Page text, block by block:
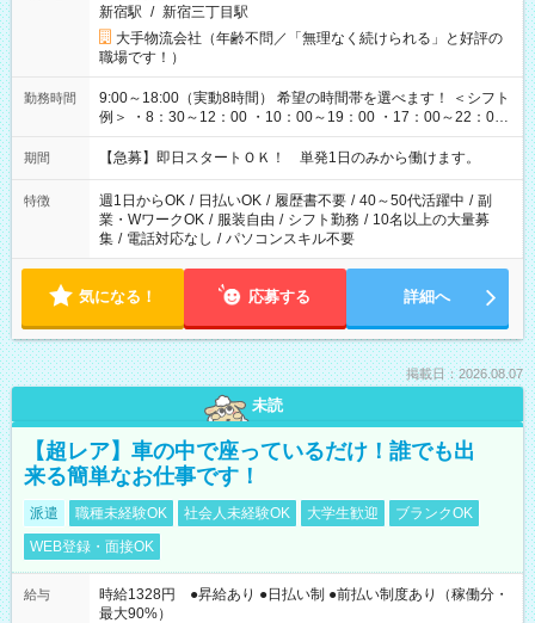
新宿駅 / 新宿三丁目駅
大手物流会社（年齢不問／「無理なく続けられる」と好評の
職場です！）
勤務時間
9:00～18:00（実動8時間） 希望の時間帯を選べます！ ＜シフト
例＞ ・8：30～12：00 ・10：00～19：00 ・17：00～22：00
・13：00～22：00 ・22：00～翌6：00 など
期間 【急募】即日スタートＯＫ！ 単発1日のみから働けます。
特徴 週1日からOK / 日払いOK / 履歴書不要 / 40～50代活躍中 / 副
業・WワークOK / 服装自由 / シフト勤務 / 10名以上の大量募
集 / 電話対応なし / パソコンスキル不要
気になる！ 応募する 詳細へ
掲載日：2026.08.07
未読
【超レア】車の中で座っているだけ！誰でも出
来る簡単なお仕事です！
派遣 職種未経験OK 社会人未経験OK 大学生歓迎
ブランクOK
WEB登録・面接OK
給与
時給1328円 ●昇給あり ●日払い制 ●前払い制度あり（稼働分・
最大90%）